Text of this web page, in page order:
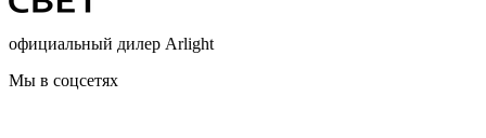
официальный дилер Arlight
Мы в соцсетях